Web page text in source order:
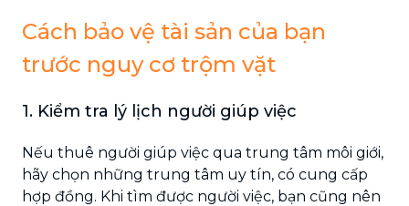
Cách bảo vệ tài sản của bạn
trước nguy cơ trộm vặt
1. Kiểm tra lý lịch người giúp việc
Nếu thuê người giúp việc qua trung tâm môi giới,
hãy chọn những trung tâm uy tín, có cung cấp
hợp đồng. Khi tìm được người việc, bạn cũng nên